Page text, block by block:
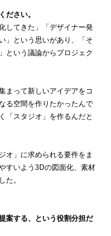
ださい。
してきた」「デザイナー発
」という思いがあり、「そ
という議論からプロジェク
まって新しいアイデアをコ
る空間を作りたかったんで
「スタジオ」を作るんだと
オ」に求められる要件をま
すいよう3Dの図面化、素材
た。
案する、という役割分担だ